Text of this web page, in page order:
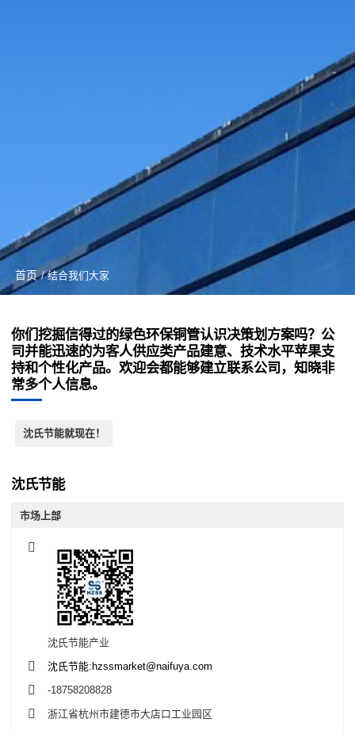
首页 / 结合我们大家
你们挖掘信得过的绿色环保铜管认识决策划方案吗？公
司并能迅速的为客人供应类产品建意、技术水平苹果支
持和个性化产品。欢迎会都能够建立联系公司，知晓非
常多个人信息。
沈氏节能就现在！
沈氏节能
市场上部
沈氏节能产业
沈氏节能:hzssmarket@naifuya.com
-18758208828
浙江省杭州市建德市大店口工业园区